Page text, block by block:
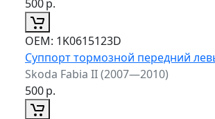
500р.
ОЕМ: 1K0615123D
Суппорт тормозной передний
Skoda Fabia II (2007—2010)
500р.